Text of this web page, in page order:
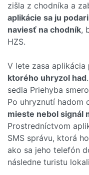
zišla z chodníka a
aplikácie sa ju
naviesť na chodník,
HZS.
V lete zasa aplikácia
ktorého uhryzol had
sedla Priehyba
Po uhryznutí hadom
mieste nebol signál
Prostredníctvom
SMS správu, ktorá
ako sa jeho telefón
následne turistu